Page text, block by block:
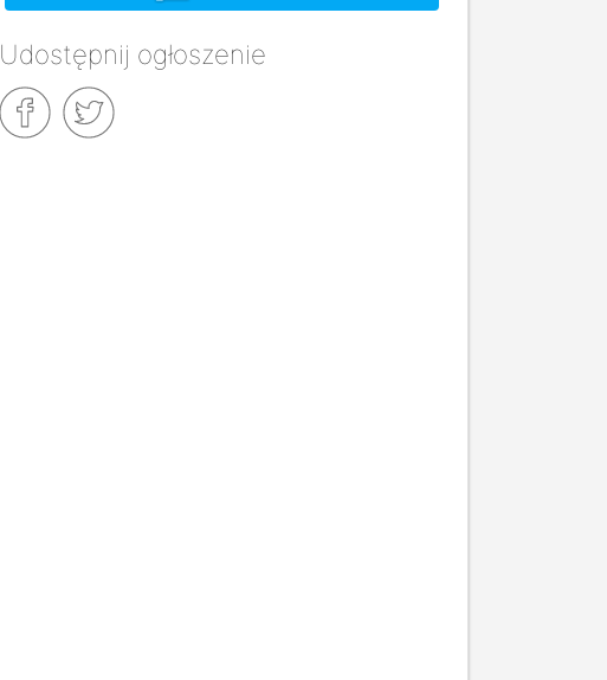
Udostępnij ogłoszenie